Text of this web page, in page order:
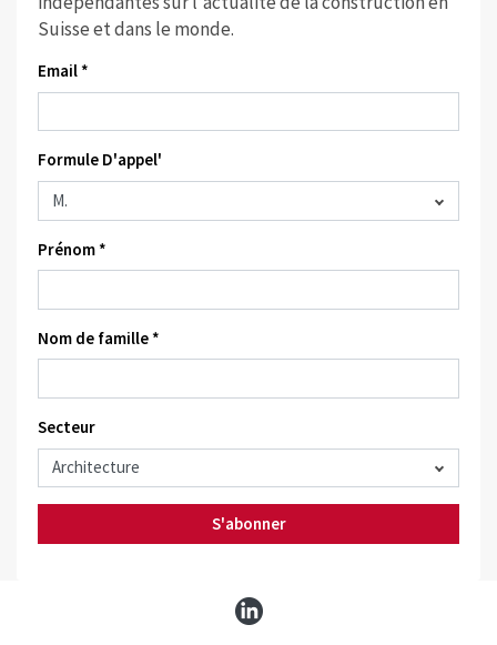
Suisse et dans le monde.
Email *
Formule D'appel'
Prénom *
Nom de famille *
Secteur
S'abonner